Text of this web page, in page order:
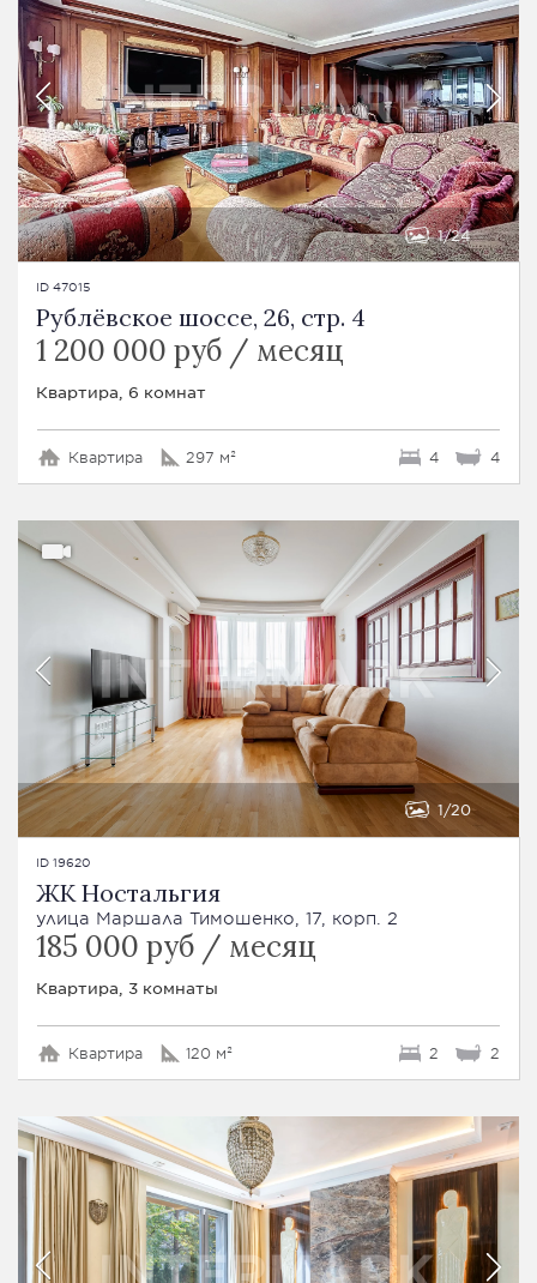
1 24
ID 47015
Рублёвское шоссе, 26, стр. 4
1 200 000 руб / месяц
Квартира, 6 комнат
Квартира 297 м² 4 4
1 20
ID 19620
ЖК Ностальгия
улица Маршала Тимошенко, 17, корп. 2
185 000 руб / месяц
Квартира, 3 комнаты
Квартира 120 м² 2 2